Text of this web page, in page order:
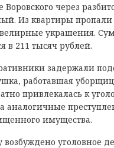
через
Из квартиры пропали
украшения.
в 211 тысяч рублей.
задержали
работавшая
привлекалась к
аналогичные
имущества.
уголовное